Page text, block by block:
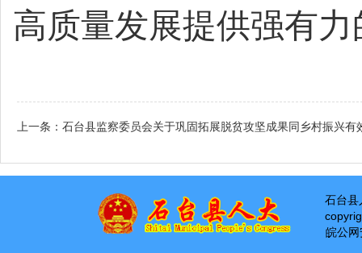
高质量发展提供强有
上一条： 石台县监察委员会关于巩固拓展脱贫攻坚成果同乡村振兴
石台县
皖公